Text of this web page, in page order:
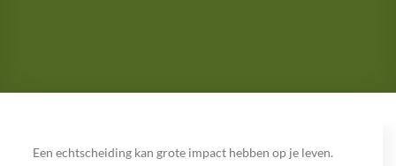
Een echtscheiding kan grote impact hebben op je leven.